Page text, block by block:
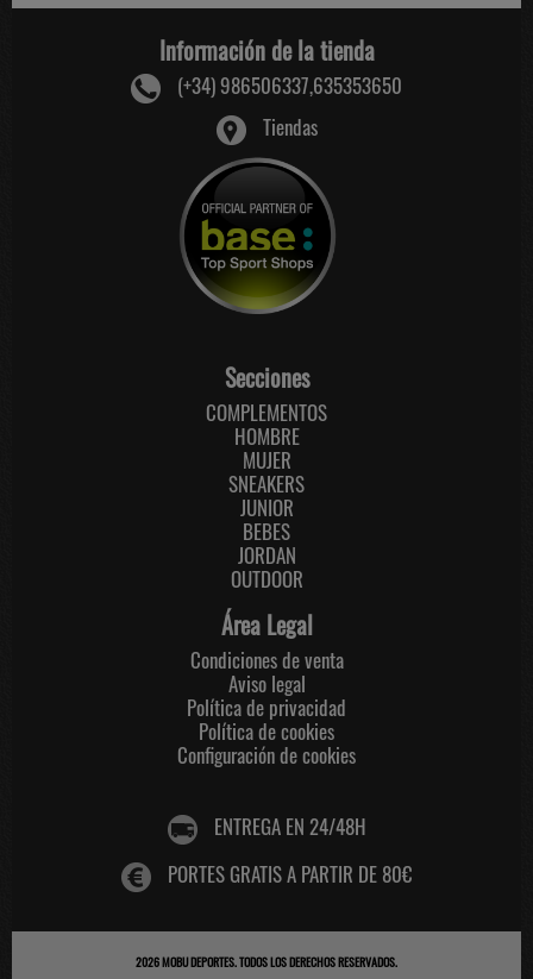
Información de la tienda
(+34) 986506337,635353650
Tiendas
Secciones
COMPLEMENTOS
HOMBRE
MUJER
SNEAKERS
JUNIOR
BEBES
JORDAN
OUTDOOR
Área Legal
Condiciones de venta
Aviso legal
Política de privacidad
Política de cookies
Configuración de cookies
ENTREGA EN 24/48H
PORTES GRATIS A PARTIR DE 80€
2026MOBU DEPORTES. TODOS LOS DERECHOS RESERVADOS.